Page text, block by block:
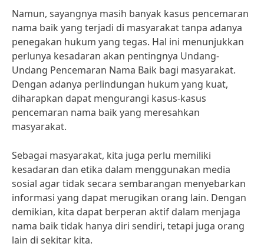
Namun, sayangnya masih banyak kasus pencemaran
nama baik yang terjadi di masyarakat tanpa adanya
penegakan hukum yang tegas. Hal ini menunjukkan
perlunya kesadaran akan pentingnya Undang-
Undang Pencemaran Nama Baik bagi masyarakat.
Dengan adanya perlindungan hukum yang kuat,
diharapkan dapat mengurangi kasus-kasus
pencemaran nama baik yang meresahkan
masyarakat.
Sebagai masyarakat, kita juga perlu memiliki
kesadaran dan etika dalam menggunakan media
sosial agar tidak secara sembarangan menyebarkan
informasi yang dapat merugikan orang lain. Dengan
demikian, kita dapat berperan aktif dalam menjaga
nama baik tidak hanya diri sendiri, tetapi juga orang
lain di sekitar kita.